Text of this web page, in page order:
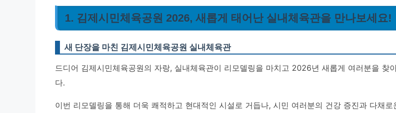
1. 김제시민체육공원 2026, 새롭게 태어난 실내체육관을 만나보세요!
새 단장을 마친 김제시민체육공원 실내체육관
드디어 김제시민체육공원의 자랑, 실내체육관이 리모델링을 마치고 2026년 새롭게 여러분을 찾
다.
이번 리모델링을 통해 더욱 쾌적하고 현대적인 시설로 거듭나, 시민 여러분의 건강 증진과 다채로